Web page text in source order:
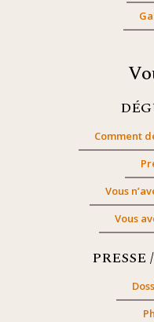
Comment
Vous
Vous